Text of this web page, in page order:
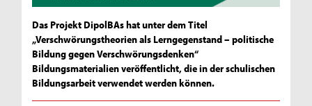
Das Projekt DipolBAs hat unter dem Titel
„Verschwörungstheorien als Lerngegenstand – politische
Bildung gegen Verschwörungsdenken“
Bildungsmaterialien veröffentlicht, die in der schulischen
Bildungsarbeit verwendet werden können.